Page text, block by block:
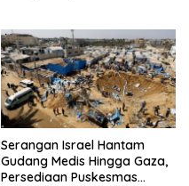
Serangan Israel Hantam
Gudang Medis Hingga Gaza,
Persediaan Puskesmas